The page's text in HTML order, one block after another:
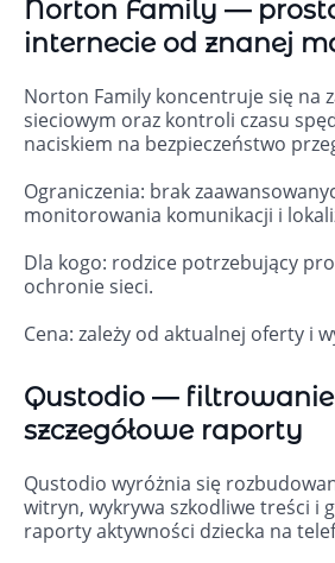
Norton Family —
internecie od znanej
Norton Family koncentruje się na
sieciowym oraz kontroli czasu
naciskiem na bezpieczeństwo
Ograniczenia: brak
monitorowania komunikacji i
Dla kogo: rodzice potrzebujący
ochronie sieci.
Cena: zależy od aktualnej oferty i
Qustodio — filtrowanie
szczegółowe raporty
Qustodio wyróżnia się
witryn, wykrywa szkodliwe treści i
raporty aktywności dziecka na